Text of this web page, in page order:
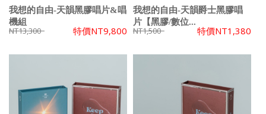
我想的自由-天韻黑膠唱片&唱
機組
NT13,300 特價NT9,800
我想的自由-天韻爵士黑膠唱
片【黑膠/數位...
NT1,500 特價NT1,380